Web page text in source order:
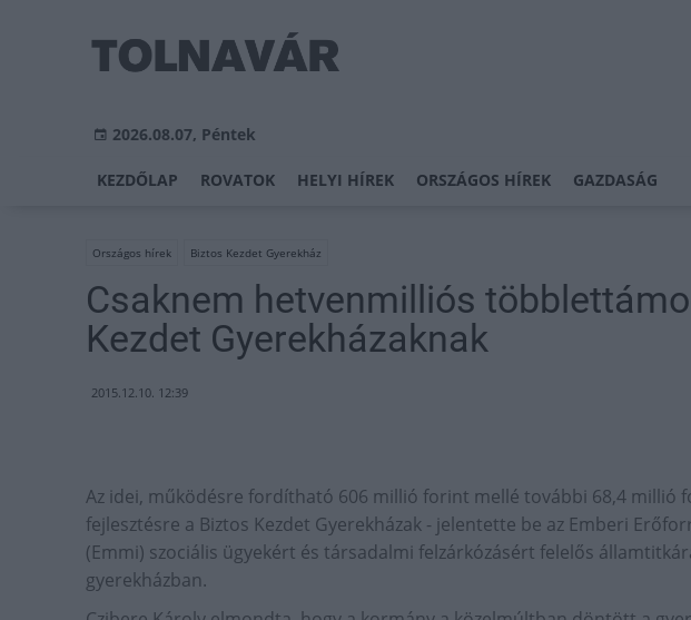
2026.08.07, Péntek
KEZDŐLAP ROVATOK HELYI HÍREK ORSZÁGOS HÍREK GAZDASÁG
Országos hírek Biztos Kezdet Gyerekház
Csaknem hetvenmilliós
Kezdet Gyerekházaknak
2015.12.10. 12:39
Az idei, működésre fordítható 606 millió forint mellé további 68,4 millió
fejlesztésre a Biztos Kezdet Gyerekházak - jelentette be az Emberi
(Emmi) szociális ügyekért és társadalmi felzárkózásért felelős
gyerekházban.